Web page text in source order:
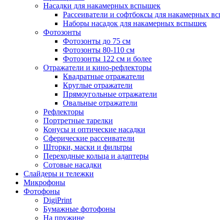
Насадки для накамерных вспышек
Рассеиватели и софтбоксы для накамерных
Наборы насадок для накамерных вспышек
Фотозонты
Фотозонты до 75 см
Фотозонты 80-110 см
Фотозонты 122 см и более
Отражатели и кино-рефлекторы
Квадратные отражатели
Круглые отражатели
Прямоугольные отражатели
Овальные отражатели
Рефлекторы
Портретные тарелки
Конусы и оптические насадки
Сферические рассеиватели
Шторки, маски и фильтры
Переходные кольца и адаптеры
Сотовые насадки
Слайдеры и тележки
Микрофоны
Фотофоны
DigiPrint
Бумажные фотофоны
На пружине